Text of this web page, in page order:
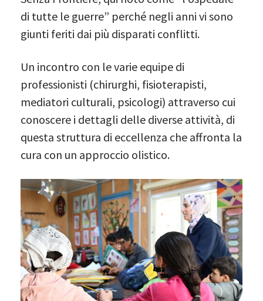
di tutte le guerre” perché negli anni vi sono
giunti feriti dai più disparati conflitti.
Un incontro con le varie equipe di
professionisti (chirurghi, fisioterapisti,
mediatori culturali, psicologi) attraverso cui
conoscere i dettagli delle diverse attività, di
questa struttura di eccellenza che affronta la
cura con un approccio olistico.